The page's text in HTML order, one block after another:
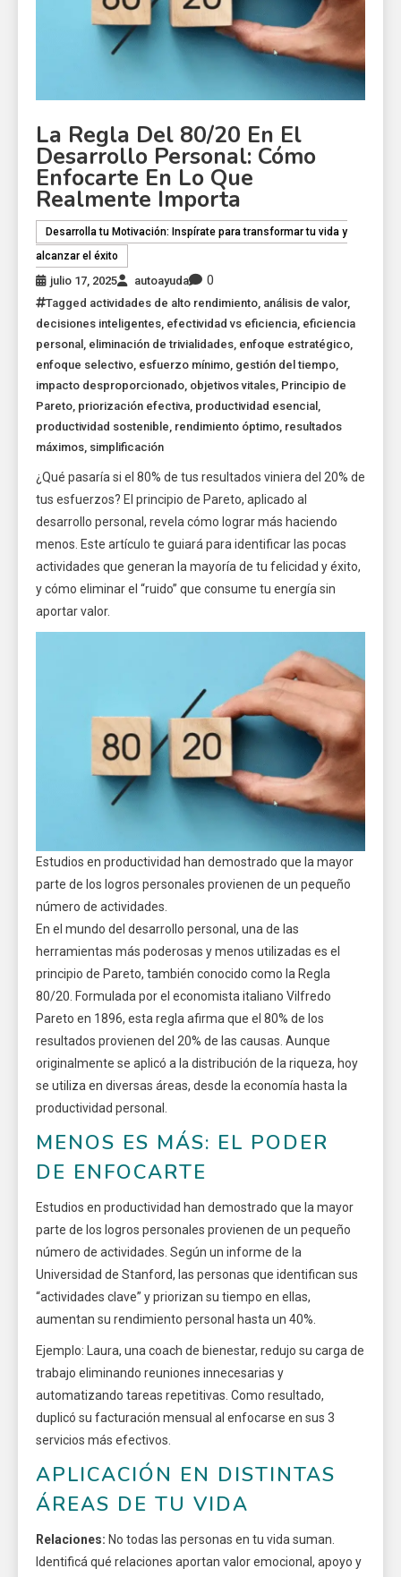
La Regla Del 80/20 En El
Desarrollo Personal: Cómo
Enfocarte En Lo Que
Realmente Importa
Desarrolla tu Motivación: Inspírate para transformar tu vida y
alcanzar el éxito
julio 17, 2025 autoayuda 0
Tagged actividades de alto rendimiento, análisis de valor,
decisiones inteligentes, efectividad vs eficiencia, eficiencia
personal , eliminación de trivialidades, enfoque estratégico,
enfoque selectivo, esfuerzo mínimo, gestión del tiempo,
impacto desproporcionado, objetivos vitales, Principio de
Pareto, priorización efectiva, productividad esencial ,
productividad sostenible, rendimiento óptimo, resultados
máximos, simplificación
¿Qué pasaría si el 80% de tus resultados viniera del 20% de
tus esfuerzos? El principio de Pareto, aplicado al
desarrollo personal, revela cómo lograr más haciendo
menos. Este artículo te guiará para identificar las pocas
actividades que generan la mayoría de tu felicidad y éxito,
y cómo eliminar el “ruido” que consume tu energía sin
aportar valor.
Estudios en productividad han demostrado que la mayor
parte de los logros personales provienen de un pequeño
número de actividades.
En el mundo del desarrollo personal, una de las
herramientas más poderosas y menos utilizadas es el
principio de Pareto, también conocido como la Regla
80/20. Formulada por el economista italiano Vilfredo
Pareto en 1896, esta regla afirma que el 80% de los
resultados provienen del 20% de las causas. Aunque
originalmente se aplicó a la distribución de la riqueza, hoy
se utiliza en diversas áreas, desde la economía hasta la
productividad personal.
MENOS ES MÁS: EL PODER
DE ENFOCARTE
Estudios en productividad han demostrado que la mayor
parte de los logros personales provienen de un pequeño
número de actividades. Según un informe de la
Universidad de Stanford, las personas que identifican sus
“actividades clave” y priorizan su tiempo en ellas,
aumentan su rendimiento personal hasta un 40%.
Ejemplo: Laura, una coach de bienestar, redujo su carga de
trabajo eliminando reuniones innecesarias y
automatizando tareas repetitivas. Como resultado,
duplicó su facturación mensual al enfocarse en sus 3
servicios más efectivos.
APLICACIÓN EN DISTINTAS
ÁREAS DE TU VIDA
Relaciones: No todas las personas en tu vida suman.
Identificá qué relaciones aportan valor emocional, apoyo y